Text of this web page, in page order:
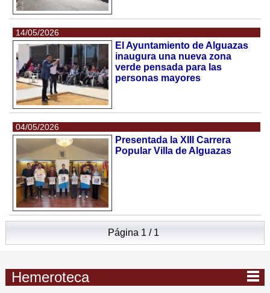
14/05/2026
El Ayuntamiento de Alguazas
inaugura una nueva zona
verde pensada para las
personas mayores
04/05/2026
Presentada la XIII Carrera
Popular Villa de Alguazas
Página 1 / 1
Hemeroteca